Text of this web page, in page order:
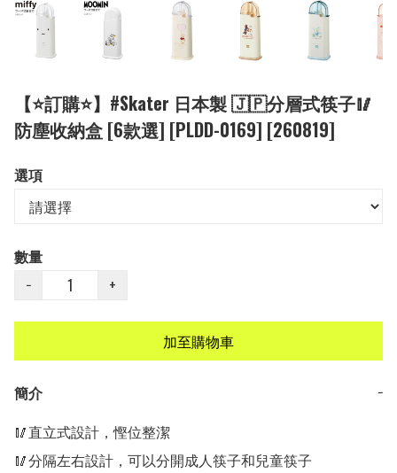
【⭐訂購⭐】#Skater 日本製 🇯🇵分層式筷子🥢
防塵收納盒 [6款選] [PLDD-0169] [260819]
選項
數量
−
+
加至購物車
簡介
−
🥢直立式設計，慳位整潔
🥢分隔左右設計，可以分開成人筷子和兒童筷子